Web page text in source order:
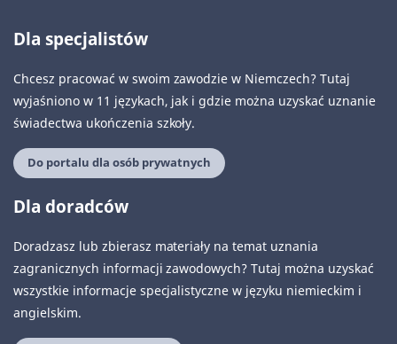
Dla specjalistów
Chcesz pracować w swoim zawodzie w Niemczech? Tutaj
wyjaśniono w 11 językach, jak i gdzie można uzyskać uznanie
świadectwa ukończenia szkoły.
Do portalu dla osób prywatnych
Dla doradców
Doradzasz lub zbierasz materiały na temat uznania
zagranicznych informacji zawodowych? Tutaj można uzyskać
wszystkie informacje specjalistyczne w języku niemieckim i
angielskim.